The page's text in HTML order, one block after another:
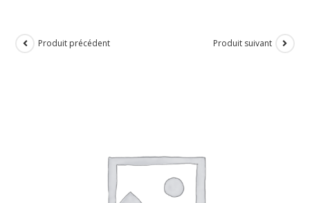
Produit précédent Produit suivant